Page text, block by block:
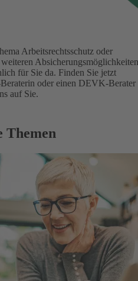
Arbeitsrechtsschutz oder
für Sie da. Finden Sie jetzt
oder einen DEVK-Berater
auf Sie.
Themen